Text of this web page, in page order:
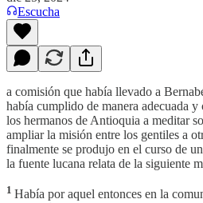
Escucha
a comisión que había llevado a
había cumplido de manera adecuada y
los hermanos de Antioquia a meditar
ampliar la misión entre los gentiles a
finalmente se produjo en el curso de
la fuente lucana relata de la siguiente
1 Había por aquel entonces en la